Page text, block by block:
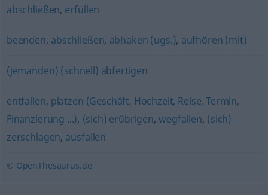
abschließen, erfüllen
beenden, abschließen, abhaken (ugs.), aufhören (mit)
(jemanden) (schnell) abfertigen
entfallen, platzen (Geschäft, Hochzeit, Reise, Termin,
Finanzierung ...), (sich) erübrigen,wegfallen, (sich)
zerschlagen, ausfallen
© OpenThesaurus.de